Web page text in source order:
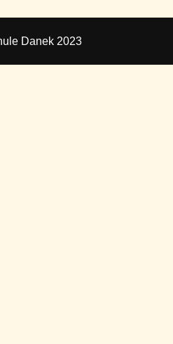
Danek 2023